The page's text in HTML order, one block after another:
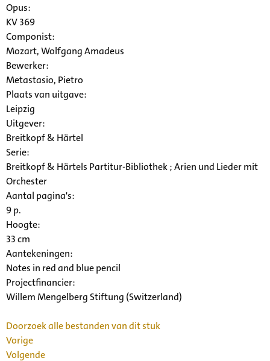
Opus:
KV 369
Componist:
Mozart, Wolfgang Amadeus
Bewerker:
Metastasio, Pietro
Plaats van uitgave:
Leipzig
Uitgever:
Breitkopf & Härtel
Serie:
Breitkopf & Härtels Partitur-Bibliothek ; Arien und Lieder mit
Orchester
Aantal pagina's:
9 p.
Hoogte:
33 cm
Aantekeningen:
Notes in red and blue pencil
Projectfinancier:
Willem Mengelberg Stiftung (Switzerland)
Doorzoek alle bestanden van dit stuk
Vorige
Volgende